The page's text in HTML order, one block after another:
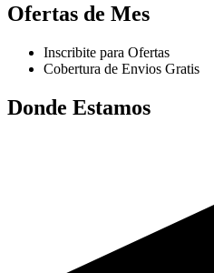
Ofertas de Mes
Inscribite para Ofertas
Cobertura de Envios Gratis
Donde Estamos